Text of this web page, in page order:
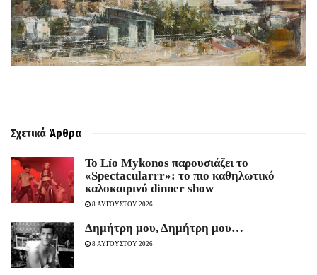
Σχετικά Άρθρα
Το Lío Mykonos παρουσιάζει το
«Spectacularrr»: το πιο καθηλωτικό
καλοκαιρινό dinner show
8 ΑΥΓΟΥΣΤΟΥ 2026
Δημήτρη μου, Δημήτρη μου…
8 ΑΥΓΟΥΣΤΟΥ 2026